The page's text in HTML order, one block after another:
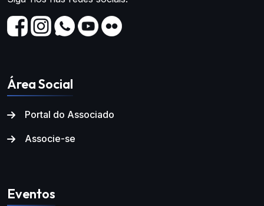
Área Social
Portal do Associado
Associe-se
Eventos